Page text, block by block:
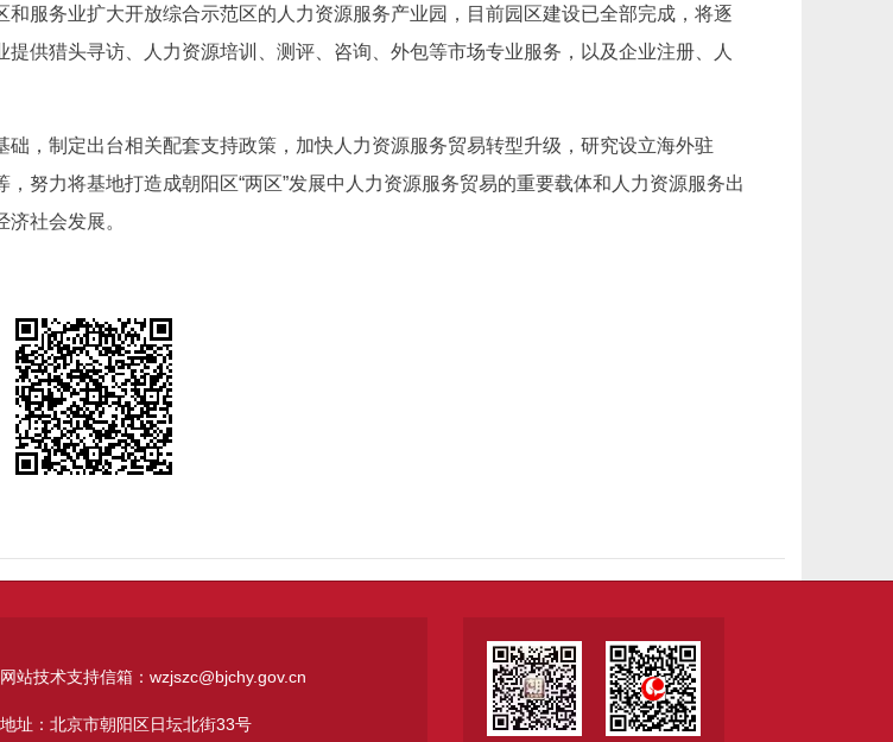
服务业扩大开放综合示范区的人力资源服务产业园，目前园区建设已全部完成，将逐
供猎头寻访、人力资源培训、测评、咨询、外包等市场专业服务，以及企业注册、人
，制定出台相关配套支持政策，加快人力资源服务贸易转型升级，研究设立海外驻
努力将基地打造成朝阳区“两区”发展中人力资源服务贸易的重要载体和人力资源服务出
社会发展。
网站技术支持信箱：wzjszc@bjchy.gov.cn
地址：北京市朝阳区日坛北街33号